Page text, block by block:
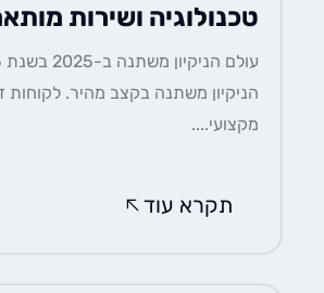
טכנולוגיה ושירות מותאם
עולם הניקיון
הניקיון משתנה בקצב מהיר. לקוחות דורשים
מקצועי....
תקרא עוד